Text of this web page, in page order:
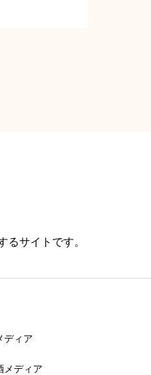
サイトです。
ディア
メディア